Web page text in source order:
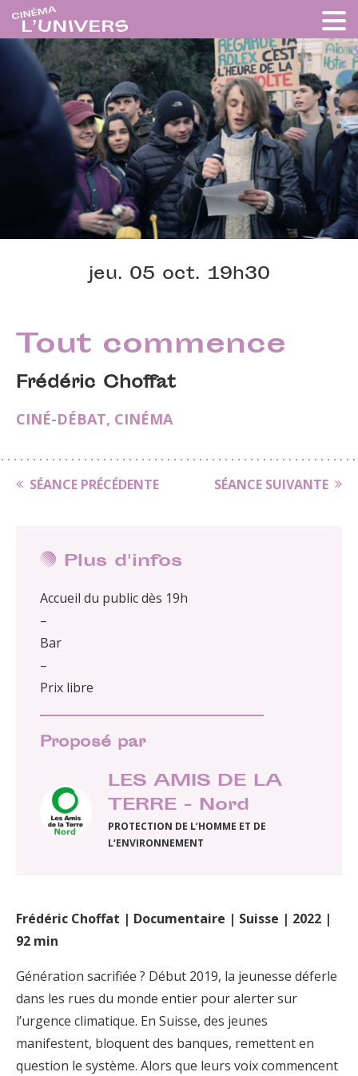
jeu. 05 oct. 19h30
Tout commence
Frédéric Choffat
CINÉ-DÉBAT, CINÉMA
SÉANCE PRÉCÉDENTE SÉANCE SUIVANTE
Plus d'infos
Accueil du public dès 19h
–
Bar
–
Prix libre
Proposé par
LES AMIS DE LA
TERRE - Nord
PROTECTION DE L‘HOMME ET DE
L‘ENVIRONNEMENT
Frédéric Choffat | Documentaire | Suisse | 2022 |
92 min
Génération sacrifiée ? Début 2019, la jeunesse déferle
dans les rues du monde entier pour alerter sur
l’urgence climatique. En Suisse, des jeunes
manifestent, bloquent des banques, remettent en
question le système. Alors que leurs voix commencent